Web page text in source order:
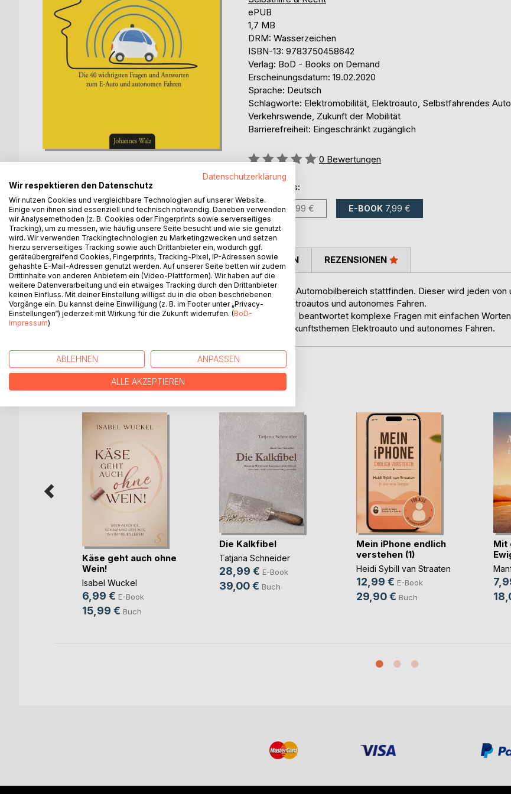
ePUB
1,7 MB
DRM: Wasserzeichen
ISBN-13: 9783750458642
Verlag: BoD - Books on Demand
Erscheinungsdatum: 19.02.2020
Sprache: Deutsch
Schlagworte: Elektromobilität, Elektroauto, Selbstfahrendes Auto,
Verkehrswende, Zukunft der Mobilität
Barrierefreiheit: Eingeschränkt zugänglich
Bewertung::
0%
0 Bewertungen
erhältlich als:
BUCH 9,99 € E-BOOK 7,99 €
BESCHREIBUNG
In den nächsten Jahren wird ein fundamentaler Wandel im Automobilbereich stattfinden. Dieser wird jeden von
treffen. Dazu gehören vor allem zwei große Themen: Elektroautos und autonomes Fahren.
Das Buch "Elektrisch + Autonom: Verstehen ohne Diplom" beantwortet komplexe Fragen mit einfachen
liefert dem Laien somit einen guten Überblick über die Zukunftsthemen Elektroauto und autonomes Fahren.
AUTOR/IN PRESSESTIMMEN REZENSIONEN
WEITERE TITEL BEIBoD
Käse geht auch ohne
Wein!
Isabel Wuckel
6,99 € E-Book
15,99 € Buch
Die Kalkfibel
Tatjana Schneider
28,99 € E-Book
39,00 € Buch
Mein iPhone endlich
verstehen (1)
Heidi Sybill van Straaten
12,99 € E-Book
29,90 € Buch
Mit
Datenschutzerklärung
Wir respektieren den Datenschutz
Wir nutzen Cookies und vergleichbare Technologien auf unserer Website.
Einige von ihnen sind essenziell und technisch notwendig. Daneben verwenden
wir Analysemethoden (z. B. Cookies oder Fingerprints sowie serverseitiges
Tracking), um zu messen, wie häufig unsere Seite besucht und wie sie genutzt
wird. Wir verwenden Trackingtechnologien zu Marketingzwecken und setzen
hierzu serverseitiges Tracking sowie auch Drittanbieter ein, wodurch ggf.
geräteübergreifend Cookies, Fingerprints, Tracking-Pixel, IP-Adressen sowie
gehashte E-Mail-Adressen genutzt werden. Auf unserer Seite betten wir zudem
Drittinhalte von anderen Anbietern ein (Video-Plattformen). Wir haben auf die
weitere Datenverarbeitung und ein etwaiges Tracking durch den Drittanbieter
keinen Einfluss. Mit deiner Einstellung willigst du in die oben beschriebenen
Vorgänge ein. Du kannst deine Einwilligung (z. B. im Footer unter „Privacy-
Einstellungen“) jederzeit mit Wirkung für die Zukunft widerrufen. (BoD-
Impressum)
ABLEHNEN ANPASSEN
ALLE AKZEPTIEREN